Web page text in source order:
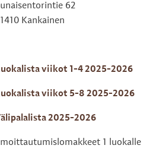
62
Kankainen
viikot 1-4 2025-2026
viikot 5-8 2025-2026
2025-2026
1 luokalle